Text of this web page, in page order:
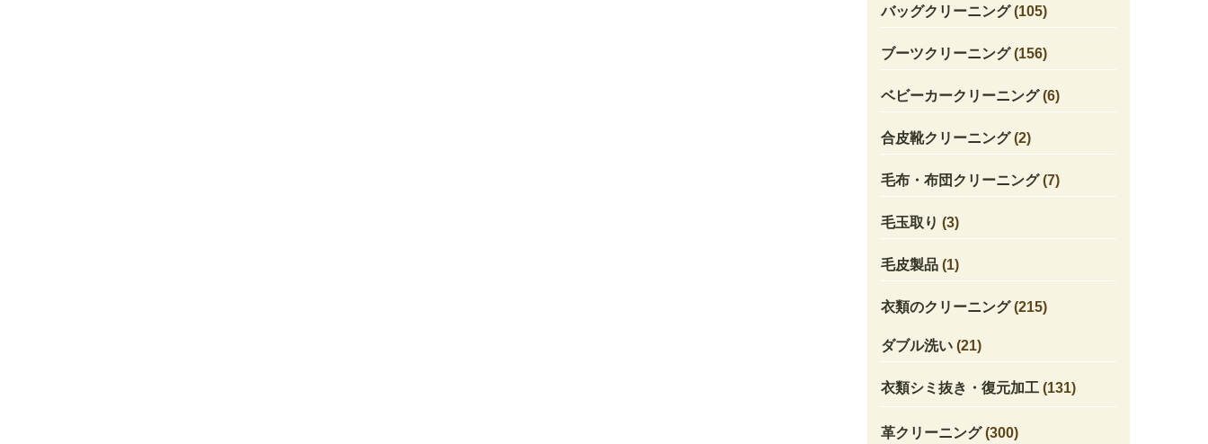
バッグクリーニング(105)
ブーツクリーニング(156)
ベビーカークリーニング(6)
合皮靴クリーニング(2)
毛布・布団クリーニング(7)
毛玉取り (3)
毛皮製品(1)
衣類のクリーニング(215)
ダブル洗い(21)
衣類シミ抜き・復元加工(131)
革クリーニング(300)